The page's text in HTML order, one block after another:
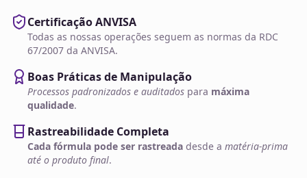
Certificação ANVISA
Todas as nossas operações seguem as normas da RDC
67/2007 da ANVISA.
Boas Práticas de Manipulação
Processos padronizados e auditados para máxima
qualidade.
Rastreabilidade Completa
Cada fórmula pode ser rastreada desde a matéria-prima
até o produto final.